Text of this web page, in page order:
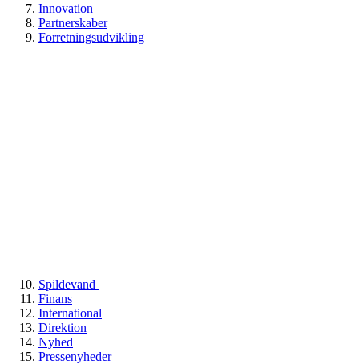
Innovation
Partnerskaber
Forretningsudvikling
Spildevand
Finans
International
Direktion
Nyhed
Pressenyheder